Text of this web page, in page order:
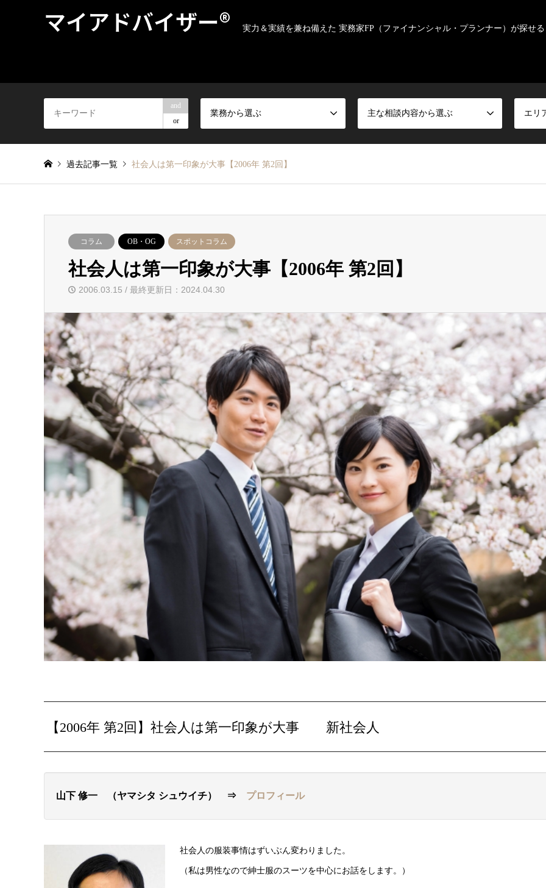
マイアドバイザー® 実力＆実績を兼ね備えた 実務家FP（ファイナンシャル・プランナー）が探せ
and
or
業務から選ぶ 主な相談内容から選ぶ エリ
過去記事一覧 社会人は第一印象が大事【2006年 第2回】
コラム OB・OG スポットコラム
社会人は第一印象が大事【2006年 第2回】
2006.03.15 / 最終更新日：2024.04.30
【2006年 第2回】社会人は第一印象が大事 新社会人
山下 修一 （ヤマシタ シュウイチ） ⇒ プロフィール
社会人の服装事情はずいぶん変わりました。
（私は男性なので紳士服のスーツを中心にお話をします。）